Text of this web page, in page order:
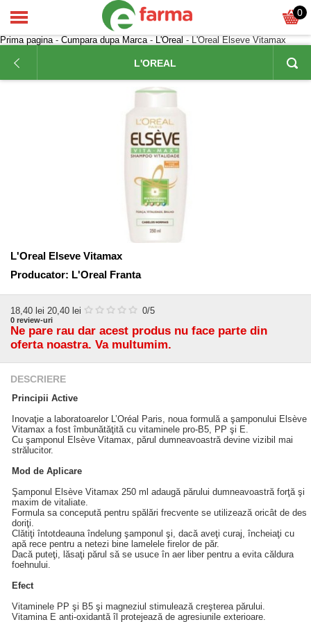
0
Prima pagina- Cumpara dupa Marca- L'Oreal - L'Oreal Elseve Vitamax
L'OREAL
L'Oreal Elseve Vitamax
Producator: L'Oreal Franta
18,40 lei 20,40 lei 0/5
0 review-uri
Ne pare rau dar acest produs nu face parte din
oferta noastra. Va multumim.
DESCRIERE
Principii Active
Inovaţie a laboratoarelor L’Oréal Paris, noua formulă a şamponului Elsève
Vitamax a fost îmbunătăţită cu vitaminele pro-B5, PP şi E.
Cu şamponul Elsève Vitamax, părul dumneavoastră devine vizibil mai
strălucitor.
Mod de Aplicare
Şamponul Elsève Vitamax 250 ml adaugă părului dumneavoastră forţă şi
maxim de vitaliate.
Formula sa concepută pentru spălări frecvente se utilizează oricât de des
doriţi.
Clătiţi întotdeauna îndelung şamponul şi, dacă aveţi curaj, încheiaţi cu
apă rece pentru a netezi bine lamelele firelor de păr.
Dacă puteţi, lăsaţi părul să se usuce în aer liber pentru a evita căldura
foehnului.
Efect
Vitaminele PP şi B5 şi magneziul stimulează creşterea părului.
Vitamina E anti-oxidantă îl protejează de agresiunile exterioare.